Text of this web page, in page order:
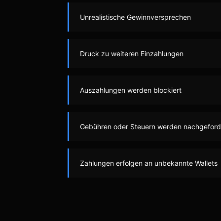
Unrealistische Gewinnversprechen
Druck zu weiteren Einzahlungen
Auszahlungen werden blockiert
Gebühren oder Steuern werden
Zahlungen erfolgen an unbekannte Wallets